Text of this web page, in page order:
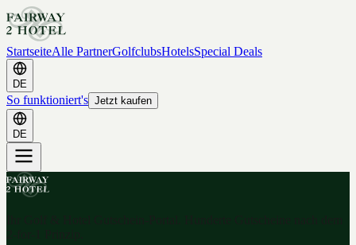
StartseiteAlle PartnerGolfclubsHotelsSpecial Deals
DE
So funktioniert's Jetzt kaufen
DE